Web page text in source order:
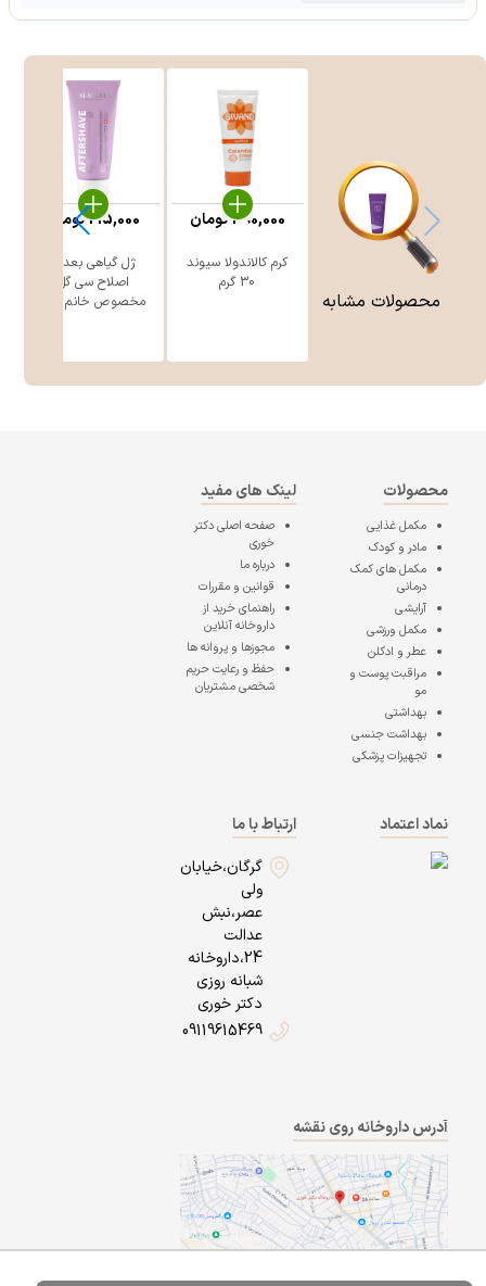
محصولات مشابه
کرم کالاندولا سیوند
30 گرم
390,000تومان
ژل گیاهی بعد از
اصلاح سی گل
مخصوص خانم ه ...
215,000تومان
محصولات
مکمل غذایی
مادر و کودک
مکمل های کمک
درمانی
آرایشی
مکمل ورزشی
عطر و ادکلن
مراقبت پوست و
مو
بهداشتی
بهداشت جنسی
تجهیزات پزشکی
لینک های مفید
صفحه اصلیدکتر
خوری
درباره ما
قوانین و مقررات
راهنمای خرید از
داروخانه آنلاین
مجوزها و پروانه ها
حفظ و رعایت حریم
شخصی مشتریان
نماد اعتماد
ارتباط با ما
گرگان،خیابان
ولی
عصر،نبش
عدالت
24،داروخانه
شبانه روزی
دکتر خوری
09119615469
آدرس داروخانه روی نقشه